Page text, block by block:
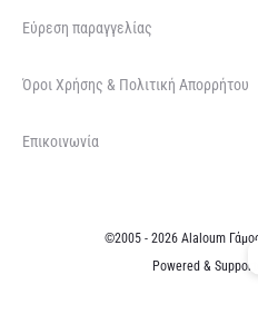
Εύρεση παραγγελίας
Όροι Χρήσης & Πολιτική Απορρήτου
Επικοινωνία
©2005 - 2026 Alaloum
Powered &